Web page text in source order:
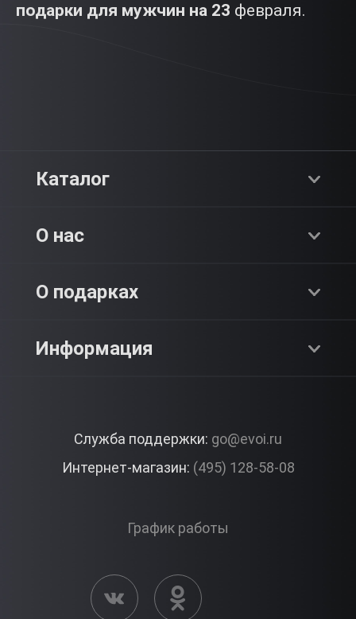
подарки для мужчин на 23 февраля.
Каталог
Premium
О нас
О компании
Контакты
О подарках
Как это работает?
Вопросы и ответы
Информация
Корпоративные подарки
Активация сертификата
Служба поддержки: go@evoi.ru
Интернет-магазин: (495) 128-58-08
График работы